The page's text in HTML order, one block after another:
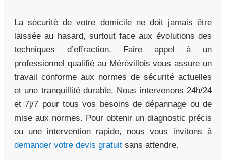
La sécurité de votre domicile ne doit jamais être
laissée au hasard, surtout face aux évolutions des
techniques d’effraction. Faire appel à un
professionnel qualifié au Mérévillois vous assure un
travail conforme aux normes de sécurité actuelles
et une tranquillité durable. Nous intervenons 24h/24
et 7j/7 pour tous vos besoins de dépannage ou de
mise aux normes. Pour obtenir un diagnostic précis
ou une intervention rapide, nous vous invitons à
demander votre devis gratuit sans attendre.